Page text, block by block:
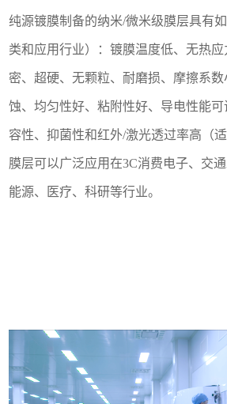
纯源镀膜制备的纳米/微米级膜层具有
类和应用行业）：镀膜温度低、无热
密、超硬、无颗粒、耐磨损、摩擦系
蚀、均匀性好、粘附性好、导电性能
容性、抑菌性和红外/激光透过率高（
膜层可以广泛应用在3C消费电子、交
能源、医疗、科研等行业。